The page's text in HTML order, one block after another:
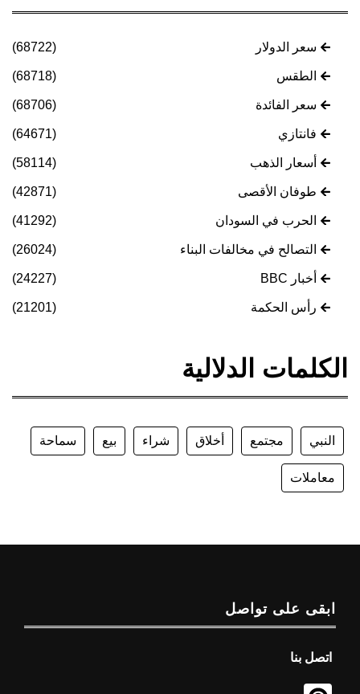
سعر الدولار (68722)
الطقس (68718)
سعر الفائدة (68706)
فانتازي (64671)
أسعار الذهب (58114)
طوفان الأقصى (42871)
الحرب في السودان (41292)
التصالح في مخالفات البناء (26024)
أخبار BBC (24227)
رأس الحكمة (21201)
الكلمات الدلالية
النبي مجتمع أخلاق شراء بيع سماحة
معاملات
ابقى على تواصل
اتصل بنا